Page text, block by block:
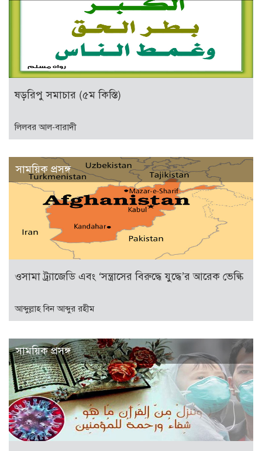
ষড়রিপু সমাচার (৫ম কিস্তি)
লিলবর আল-বারাদী
সাময়িক প্রসঙ্গ
ওসামা ট্র্যাজেডি এবং ‘সন্ত্রাসের বিরুদ্ধে যুদ্ধে’র আরেক ভেল্কি
আব্দুল্লাহ বিন আব্দুর রহীম
সাময়িক প্রসঙ্গ